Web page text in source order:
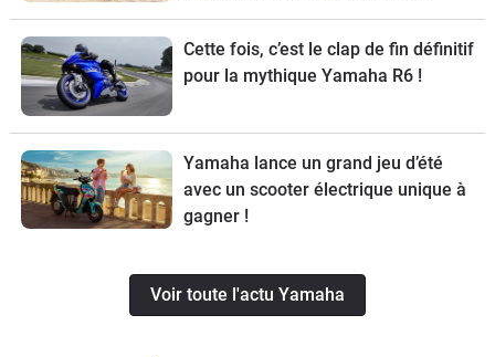
Cette fois, c’est le clap de fin définitif
pour la mythique Yamaha R6 !
Yamaha lance un grand jeu d’été
avec un scooter électrique unique à
gagner !
Voir toute l'actu Yamaha